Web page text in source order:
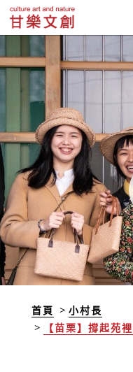
首頁
小村長
【苗栗】撐起苑